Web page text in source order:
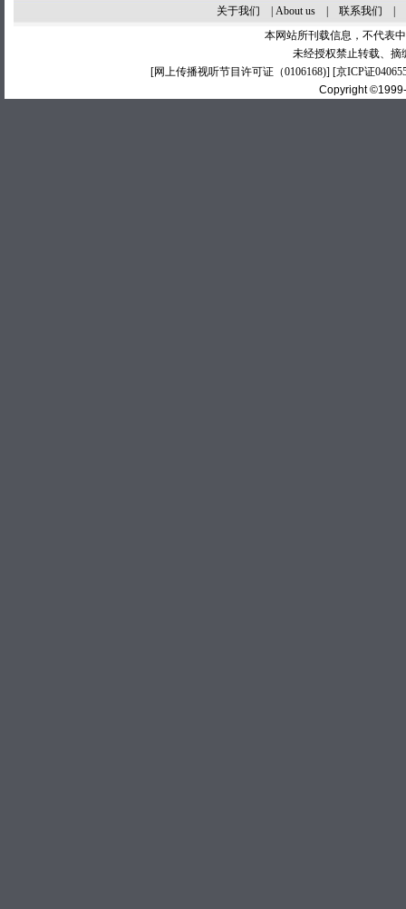
关于我们 About us| 联系我们
本网站所刊载信息，不代表
未经授权禁止转载、摘
[网上传播视听节目许可证（0106168)] [京ICP证
Copyright